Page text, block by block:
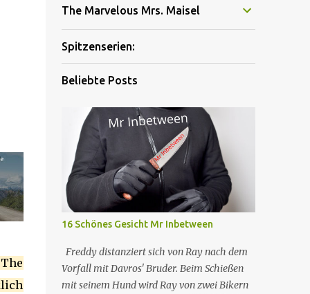
The Marvelous Mrs. Maisel
Spitzenserien:
Beliebte Posts
16 Schönes Gesicht Mr Inbetween
Freddy distanziert sich von Ray nach dem
Vorfall mit Davros' Bruder. Beim Schießen
mit seinem Hund wird Ray von zwei Bikern